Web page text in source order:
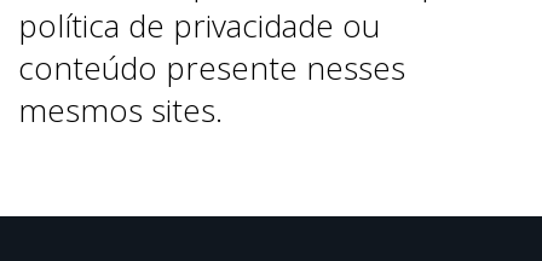
política de privacidade ou
conteúdo presente nesses
mesmos sites.